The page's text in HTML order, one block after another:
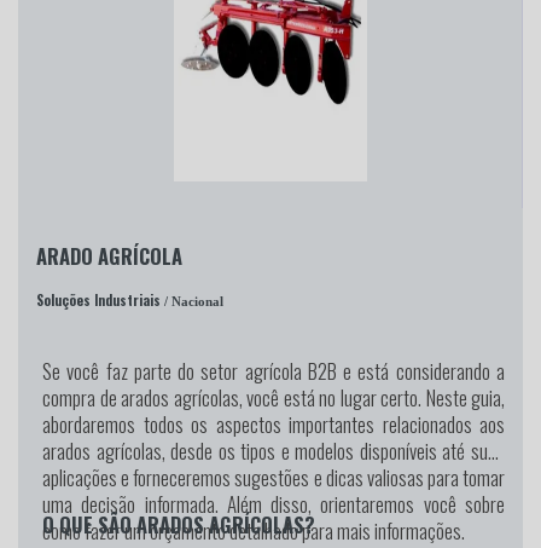
ARADO AGRÍCOLA
Soluções Industriais / Nacional
Se você faz parte do setor agrícola B2B e está considerando a
compra de arados agrícolas, você está no lugar certo. Neste guia,
abordaremos todos os aspectos importantes relacionados aos
arados agrícolas, desde os tipos e modelos disponíveis até suas
aplicações e forneceremos sugestões e dicas valiosas para tomar
uma decisão informada. Além disso, orientaremos você sobre
como fazer um orçamento detalhado para mais informações.
O QUE SÃO ARADOS AGRÍCOLAS?